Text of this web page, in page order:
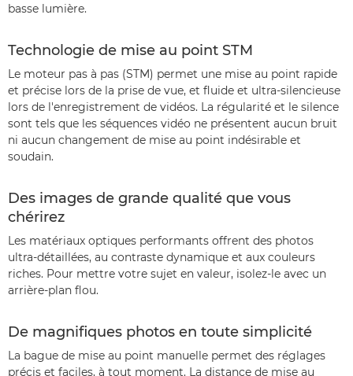
basse lumière.
Technologie de mise au point STM
Le moteur pas à pas (STM) permet une mise au point rapide
et précise lors de la prise de vue, et fluide et ultra-silencieuse
lors de l'enregistrement de vidéos. La régularité et le silence
sont tels que les séquences vidéo ne présentent aucun bruit
ni aucun changement de mise au point indésirable et
soudain.
Des images de grande qualité que vous
chérirez
Les matériaux optiques performants offrent des photos
ultra-détaillées, au contraste dynamique et aux couleurs
riches. Pour mettre votre sujet en valeur, isolez-le avec un
arrière-plan flou.
De magnifiques photos en toute simplicité
La bague de mise au point manuelle permet des réglages
précis et faciles, à tout moment. La distance de mise au